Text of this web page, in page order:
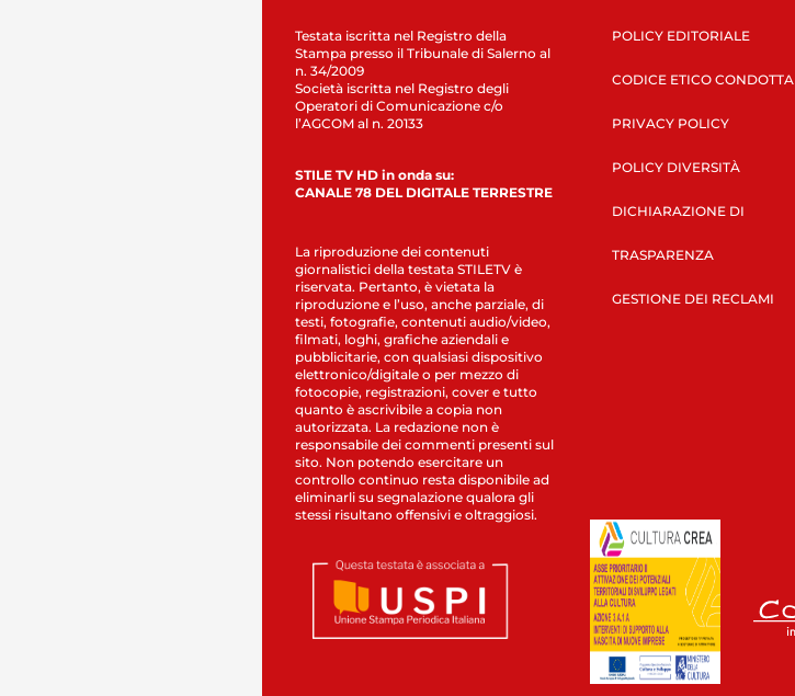
Testata iscritta nel Registro della
Stampa presso il Tribunale di Salerno al
n. 34/2009
Società iscritta nel Registro degli
Operatori di Comunicazione c/o
l’AGCOM al n. 20133
STILE TV HD in onda su:
CANALE 78 DEL DIGITALE TERRESTRE
La riproduzione dei contenuti
giornalistici della testata STILETV è
riservata. Pertanto, è vietata la
riproduzione e l’uso, anche parziale, di
testi, fotografie, contenuti audio/video,
filmati, loghi, grafiche aziendali e
pubblicitarie, con qualsiasi dispositivo
elettronico/digitale o per mezzo di
fotocopie, registrazioni, cover e tutto
quanto è ascrivibile a copia non
autorizzata. La redazione non è
responsabile dei commenti presenti sul
sito. Non potendo esercitare un
controllo continuo resta disponibile ad
eliminarli su segnalazione qualora gli
stessi risultano offensivi e oltraggiosi.
POLICY EDITORIALE
CODICE ETICO CONDOTTA
PRIVACY POLICY
POLICY DIVERSITÀ
DICHIARAZIONE DI
TRASPARENZA
GESTIONE DEI RECLAMI